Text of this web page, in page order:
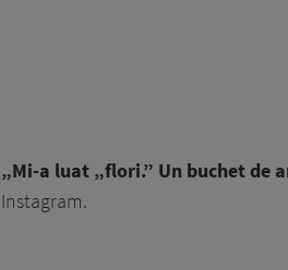
„Mi-a luat „flori.” Un buchet de
Instagram.